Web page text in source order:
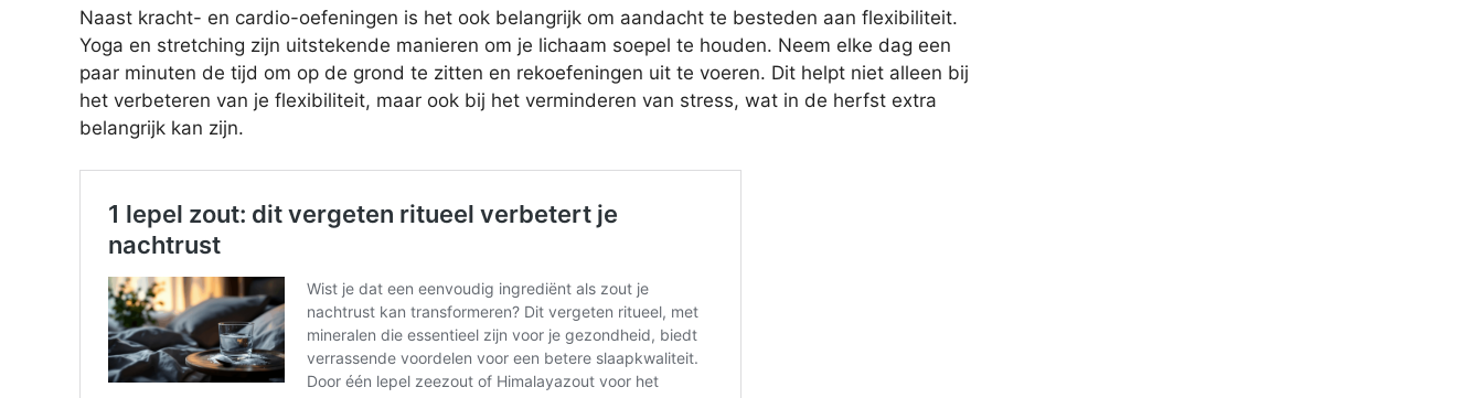
Naast kracht- en cardio-oefeningen is het ook belangrijk om aandacht te besteden aan flexibiliteit.
Yoga en stretching zijn uitstekende manieren om je lichaam soepel te houden. Neem elke dag een
paar minuten de tijd om op de grond te zitten en rekoefeningen uit te voeren. Dit helpt niet alleen bij
het verbeteren van je flexibiliteit, maar ook bij het verminderen van stress, wat in de herfst extra
belangrijk kan zijn.